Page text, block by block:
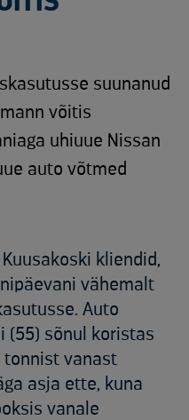
suunanud
võitis
uhiuue Nissan
auto võtmed
kliendid,
vähemalt
Auto
(55) sõnul koristas
tonnist vanast
asja ette, kuna
vanale